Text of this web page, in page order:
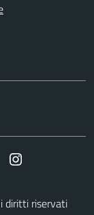
RSS
diritti riservati